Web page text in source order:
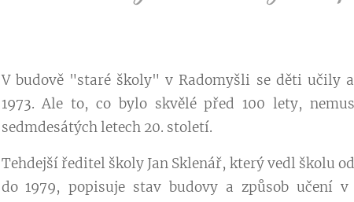
V budově "staré školy" v Radomyšli se děti učily
1973. Ale to, co bylo skvělé před 100 lety,
sedmdesátých letech 20. století.
Tehdejší ředitel školy Jan Sklenář, který vedl školu
do 1979, popisuje stav budovy a způsob učení v